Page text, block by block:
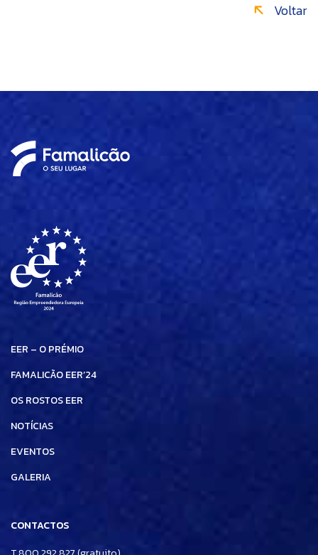
Voltar
EER – O PRÉMIO
FAMALICÃO EER’24
OS ROSTOS EER
NOTÍCIAS
EVENTOS
GALERIA
CONTACTOS